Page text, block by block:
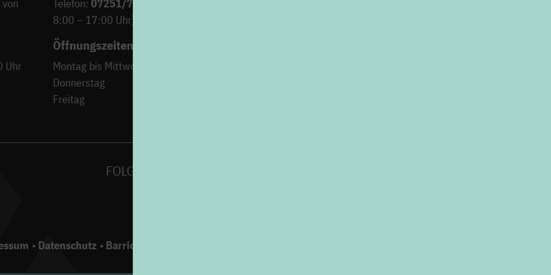
Uhr
Telefon:07251/706-222
8:00 – 17:00 Uhr)
Öffnungszeiten
Montag bis Mittwoch
Donnerstag
Freitag
FOLGEN SIE UNS AUF
Datenschutz Barrierefreiheit